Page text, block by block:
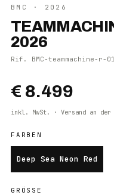
BMC · 2026
2026
Rif. BMC-teammachine-r-
€ 8.499
inkl. MwSt. · Versand an der
FARBEN
Deep Sea Neon Red
GRÖSSE